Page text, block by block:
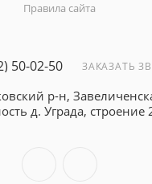
Правила сайта
50-02-50 ЗАКАЗАТЬ
р-н,
д. Уграда, строение